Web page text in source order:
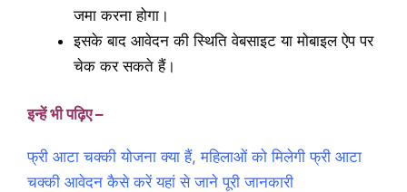
जमा करना होगा।
इसके बाद आवेदन की स्थिति वेबसाइट या मोबाइल ऐप पर
चेक कर सकते हैं।
इन्हें भी पढ़िए –
फ्री आटा चक्की योजना क्या हैं, महिलाओं को मिलेगी फ्री आटा
चक्की आवेदन कैसे करें यहां से जाने पूरी जानकारी